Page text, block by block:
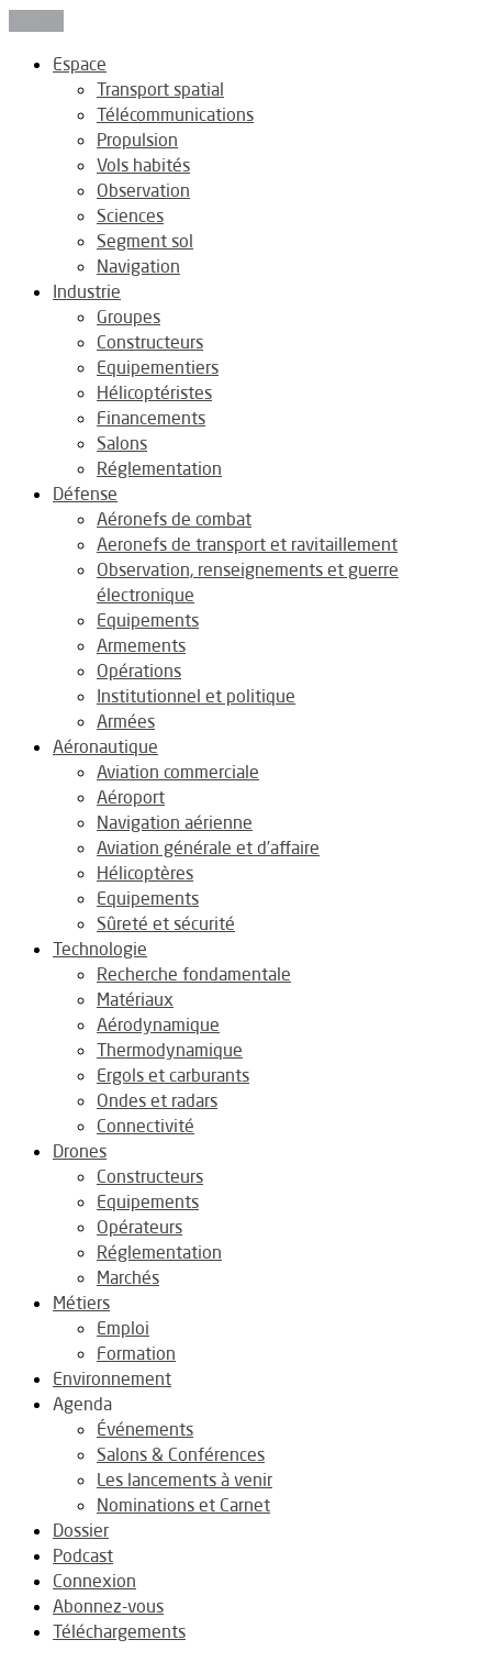
Espace
Transport spatial
Télécommunications
Propulsion
Vols habités
Observation
Sciences
Segment sol
Navigation
Industrie
Groupes
Constructeurs
Equipementiers
Hélicoptéristes
Financements
Salons
Réglementation
Défense
Aéronefs de combat
Aeronefs de transport et ravitaillement
Observation, renseignements et guerre
électronique
Equipements
Armements
Opérations
Institutionnel et politique
Armées
Aéronautique
Aviation commerciale
Aéroport
Navigation aérienne
Aviation générale et d’affaire
Hélicoptères
Equipements
Sûreté et sécurité
Technologie
Recherche fondamentale
Matériaux
Aérodynamique
Thermodynamique
Ergols et carburants
Ondes et radars
Connectivité
Drones
Constructeurs
Equipements
Opérateurs
Réglementation
Marchés
Métiers
Emploi
Formation
Environnement
Agenda
Événements
Salons & Conférences
Les lancements à venir
Nominations et Carnet
Dossier
Podcast
Connexion
Abonnez-vous
Téléchargements